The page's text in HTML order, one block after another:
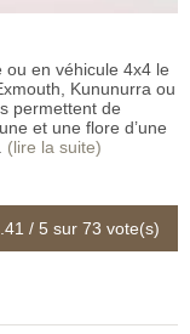
ou en véhicule 4x4 le
Kununurra ou
permettent de
et une flore d’une
(lire la suite)
/ 5 sur 73 vote(s)